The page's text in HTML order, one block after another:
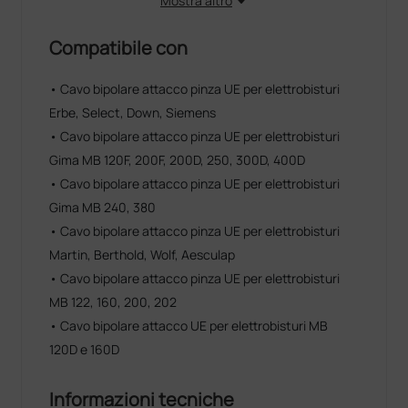
Il cavo cod. 109132 permette di collegare le pinze con
attacco UE agli elettrobisturi mono-bipolari GIMA MB
Compatibile con
• Cavo bipolare attacco pinza UE per elettrobisturi
Erbe, Select, Down, Siemens
• Cavo bipolare attacco pinza UE per elettrobisturi
Gima MB 120F, 200F, 200D, 250, 300D, 400D
• Cavo bipolare attacco pinza UE per elettrobisturi
Gima MB 240, 380
• Cavo bipolare attacco pinza UE per elettrobisturi
Martin, Berthold, Wolf, Aesculap
• Cavo bipolare attacco pinza UE per elettrobisturi
MB 122, 160, 200, 202
• Cavo bipolare attacco UE per elettrobisturi MB
120D e 160D
Informazioni tecniche